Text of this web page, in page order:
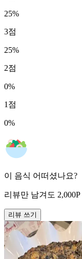
25%
3점
25%
2점
0%
1 점
0%
이 음식 어떠셨나요?
리뷰만 남겨도 2,000P
리뷰 쓰기